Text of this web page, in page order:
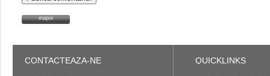
inapoi
CONTACTEAZA-NE QUICKLINKS